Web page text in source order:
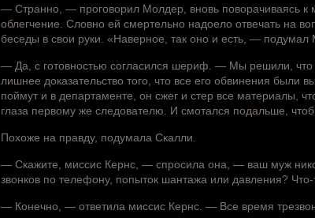
— Странно, — проговорил Молдер, вновь поворачиваясь к
облегчение. Словно ей смертельно надоело отвечать на
беседы в свои руки. «Наверное, так оно и есть, —
— Да, с готовностью согласился шериф. — Мы решили, что
лишнее доказательство того, что все его обвинения были
поймут и в департаменте, он сжег и стер все материалы,
глаза первому же следователю. И смотался подальше, чтоб
Похоже на правду, подумала Скалли.
— Скажите, миссис Кернс, — спросила она, — ваш муж
звонков по телефону, попыток шантажа или давления?
— Конечно, — ответила миссис Кернс. — Все время